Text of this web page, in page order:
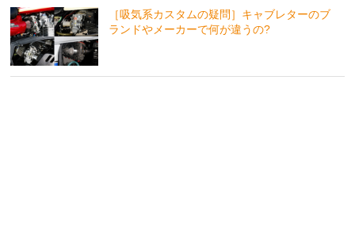
［吸気系カスタムの疑問］キャブレターのブ
ランドやメーカーで何が違うの?